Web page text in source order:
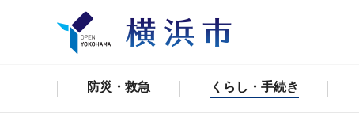
防災・救急 くらし・手続き